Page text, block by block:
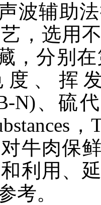
波辅助
，选用
，分别
、挥发
N)、硫
牛肉保
利用、
考。